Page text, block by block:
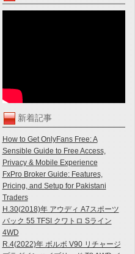
新着記事
How to Get OnlyFans Free: A
Sensible Guide to Free Access,
Privacy & Mobile Experience
FxPro Broker Guide: Features,
Pricing, and Setup for Pakistani
Traders
H.30(2018)年 アウディ A7スポーツ
バック 55 TFSI クワトロ Sライン
4WD
R.4(2022)年 ボルボ V90 リチャージ